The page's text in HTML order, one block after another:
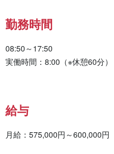
勤務時間
08:50～17:50
実働時間：8:00（※休憩60分）
給与
月給：575,000円～600,000円